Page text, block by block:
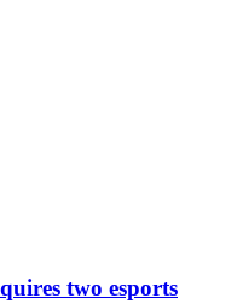
two esports